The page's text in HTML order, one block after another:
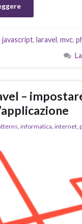
javascript, laravel, mvc,
–
, informatica, internet,